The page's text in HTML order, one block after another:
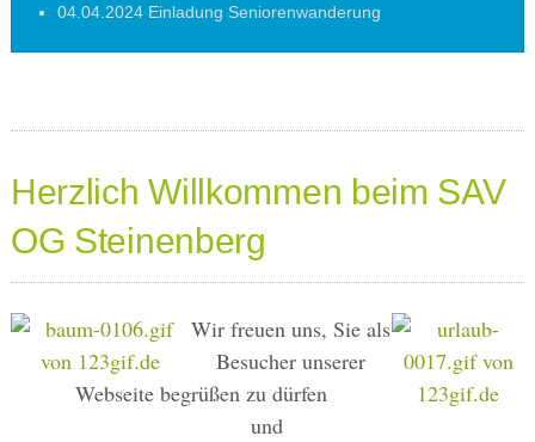
04.04.2024 Einladung Seniorenwanderung
Herzlich Willkommen beim SAV
OG Steinenberg
Wir freuen uns, Sie als
Besucher unserer
Webseite begrüßen zu dürfen
und